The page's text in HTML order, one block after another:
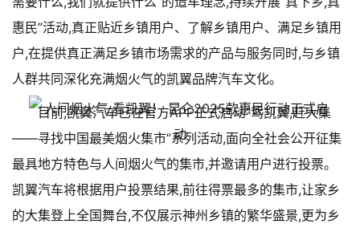
惠民”活动,真正贴近乡镇用户、了解乡镇用户、满足乡镇用
户,在提供真正满足乡镇市场需求的产品与服务同时,与乡镇
人群共同深化充满烟火气的凯翼品牌汽车文化。
目前,凯翼汽车已在官方APP正式启动“驾凯翼,赶大集
——寻找中国最美烟火集市”系列活动,面向全社会公开征集
最具地方特色与人间烟火气的集市,并邀请用户进行投票。
凯翼汽车将根据用户投票结果,前往得票最多的集市,让家乡
的大集登上全国舞台,不仅展示神州乡镇的繁华盛景,更为乡